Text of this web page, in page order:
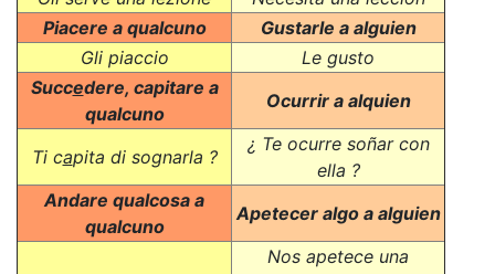
Piacere a qualcuno
Gustarle a alguien
Gli piaccio
Le gusto
Succedere, capitare a
qualcuno
Ocurrir a alquien
Ti capita di sognarla ?
¿ Te ocurre soñar con
ella ?
Andare qualcosa a
qualcuno
Apetecer algo a alguien
Nos apetece una